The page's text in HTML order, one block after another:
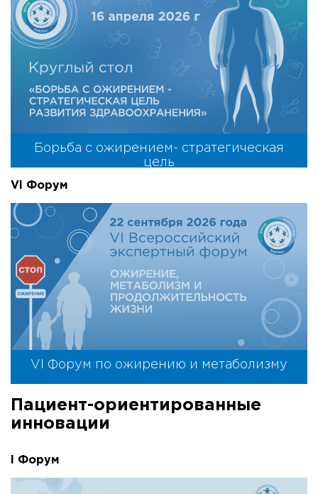
Борьба с ожирением- стратегическая
цель
VI Форум
VI Форум по ожирению и метаболизму
Пациент-ориентированные
инновации
I Форум